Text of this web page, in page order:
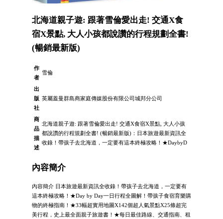
北海道親子遊: 跟著雪倫愛出走! 交通X食
宿X景點, 大人小孩都說讚的行程規劃全書!
(暢銷最新版)
作
者
雪倫
出
版
社
英屬蓋曼群島商家庭傳媒股份有限公司城邦分公司
商
品
描
述
北海道親子遊: 跟著雪倫愛出走! 交通X食宿X景點, 大人小孩
都說讚的行程規劃全書! (暢銷最新版)：日本旅遊最新資訊全
收錄！帶孩子去北海道，一定要有這本終極攻略！★DaybyD
內容簡介
內容簡介 日本旅遊最新資訊全收錄！帶孩子去北海道，一定要有
這本終極攻略！★Day by Day一日行程全圖解！帶孩子食宿育樂購
物的終極指南！★33幅超實用地圖X142個超人氣景點X25條超完
美行程，史上最全面親子旅遊書！★每日最佳路線、交通指南、租